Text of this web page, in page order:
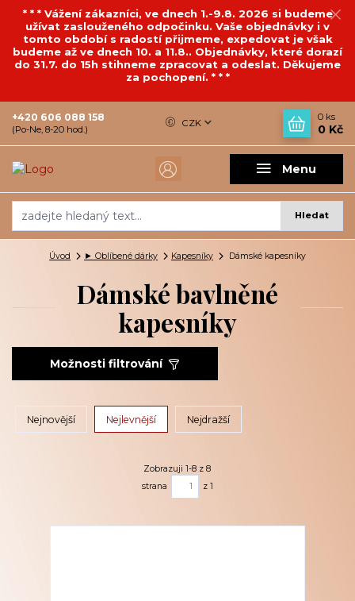
* * * Vážení zákazníci, ve dnech 1.-9.8. 2026 si budeme
užívat zaslouženého odpočinku. Vaše objednávky i v
tomto období s radostí přijmeme, expedovat je však
budeme až ve dnech 10. a 11.8.. Objednávky, které dorazí
do 31.7. do 15h stihneme zpracovat a odeslat. Děkujeme
za pochopení. * * *
Menu
CZK
Hledat
+420 606 088 158
(Po-Ne, 8-20 hod.)
0 ks
0 Kč
Úvod ► Oblíbené dárky Kapesníky Dámské kapesníky
Dámské bavlněné
kapesníky
Možnosti filtrování
Nejnovější Nejlevnější Nejdražší
Zobrazuji 1-8 z 8
strana
z 1